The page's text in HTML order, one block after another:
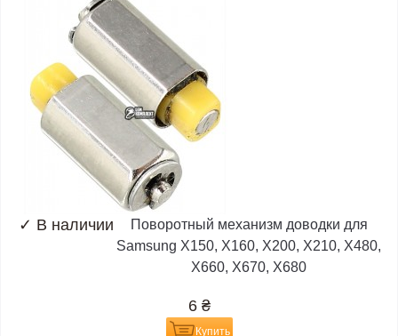
✓ В наличии
Поворотный механизм доводки для
Samsung X150, X160, X200, X210, X480,
X660, X670, X680
6 ₴
Купить